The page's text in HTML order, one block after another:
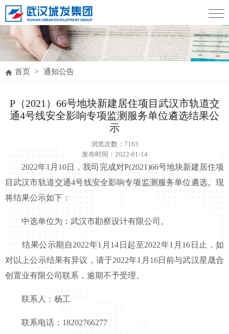
首页 > 通知公告
P（2021）66号地块新建居住项目武汉市轨道交
通4号线安全影响专项监测服务单位遴选结果公
示
浏览次数： 7163
发布时间：2022-01-14
2022年1月10日，我司完成对P(2021)66号地块新建居住项
目武汉市轨道交通4号线安全影响专项监测服务单位遴选。现
将结果公示如下：
中选单位为：武汉市勘察设计有限公司。
结果公示期自2022年1月14日起至2022年1月16日止，如
对以上公示结果有异议，请于2022年1月16日前与武汉星晟合
创置业有限公司联系，逾期不予受理。
联系人：杨工
联系电话：18202766277